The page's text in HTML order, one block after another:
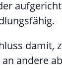
damit,
andere